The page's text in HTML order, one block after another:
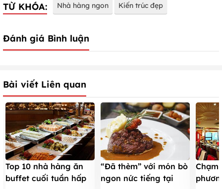
TỪ KHÓA: Nhà hàng ngon Kiến trúc đẹp
Đánh giá Bình luận
Bài viết Liên quan
Top 10 nhà hàng ăn
buffet cuối tuần hấp
“Đã thèm” với món bò
ngon nức tiếng tại
Chạm